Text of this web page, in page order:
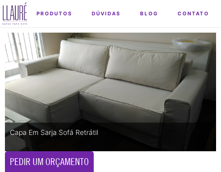
PRODUTOS DÚVIDAS BLOG CONTATO
Capa Em Sarja Sofá Retrátil
PEDIR UM ORÇAMENTO